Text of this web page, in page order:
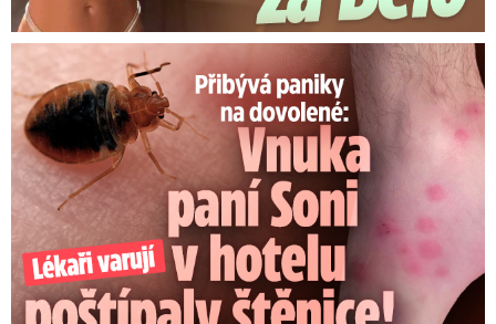
Panika na dovolené: Vnuka Soni v hotelu poštípaly štěnice!